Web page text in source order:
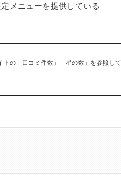
メニューを提供している
の「口コミ件数」「星の数」を参照して